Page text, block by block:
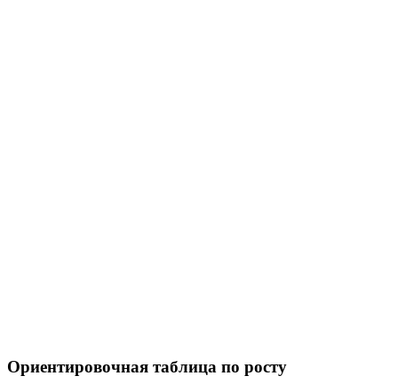
Ориентировочная таблица по росту